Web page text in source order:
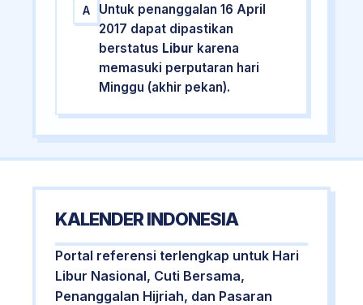
A
Untuk penanggalan 16 April
2017 dapat dipastikan
berstatus Libur karena
memasuki perputaran hari
Minggu (akhir pekan).
KALENDER INDONESIA
Portal referensi terlengkap untuk Hari
Libur Nasional, Cuti Bersama,
Penanggalan Hijriah, dan Pasaran